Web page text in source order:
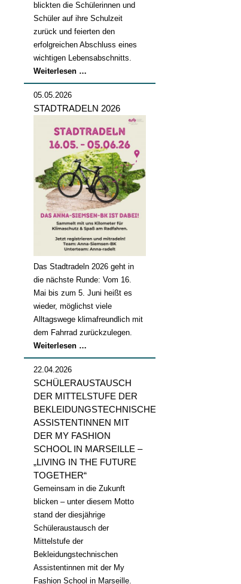
blickten die Schülerinnen und
Schüler auf ihre Schulzeit
zurück und feierten den
erfolgreichen Abschluss eines
wichtigen Lebensabschnitts.
Weiterlesen …
2026
05.05.2026
STADTRADELN 2026
Das Stadtradeln 2026 geht in
die nächste Runde: Vom 16.
Mai bis zum 5. Juni heißt es
wieder, möglichst viele
Alltagswege klimafreundlich mit
dem Fahrrad zurückzulegen.
Weiterlesen …
2026
22.04.2026
SCHÜLERAUSTAUSCH
DER MITTELSTUFE DER
BEKLEIDUNGSTECHNISCHEN
ASSISTENTINNEN MIT
DER MY FASHION
SCHOOL IN MARSEILLE –
„LIVING IN THE FUTURE
TOGETHER“
Gemeinsam in die Zukunft
blicken – unter diesem Motto
stand der diesjährige
Schüleraustausch der
Mittelstufe der
Bekleidungstechnischen
Assistentinnen mit der My
Fashion School in Marseille.